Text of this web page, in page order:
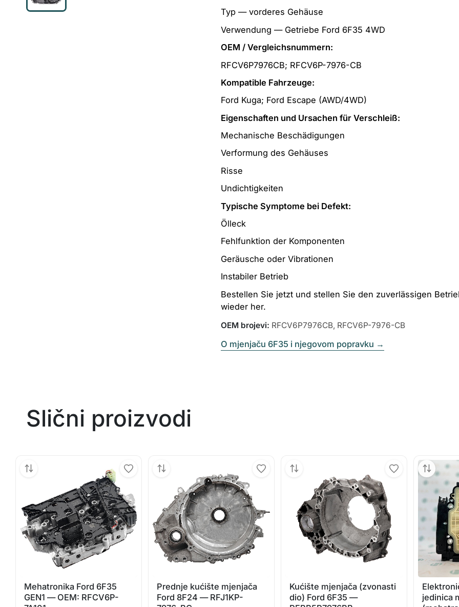
Typ — vorderes Gehäuse
Verwendung — Getriebe Ford 6F35 4WD
OEM / Vergleichsnummern:
RFCV6P7976CB; RFCV6P-7976-CB
Kompatible Fahrzeuge:
Ford Kuga; Ford Escape (AWD/4WD)
Eigenschaften und Ursachen für Verschleiß:
Mechanische Beschädigungen
Verformung des Gehäuses
Risse
Undichtigkeiten
Typische Symptome bei Defekt:
Ölleck
Fehlfunktion der Komponenten
Geräusche oder Vibrationen
Instabiler Betrieb
Bestellen Sie jetzt und stellen Sie den zuverlässigen
wieder her.
OEM brojevi: RFCV6P7976CB, RFCV6P-7976-CB
O mjenjaču 6F35 i njegovom popravku →
Slični proizvodi
Mehatronika Ford 6F35
GEN1 — OEM: RFCV6P-
Prednje kućište mjenjača
Ford 8F24 — RFJ1KP-
Kućište mjenjača (zvonasti
dio) Ford 6F35 —
jedinica